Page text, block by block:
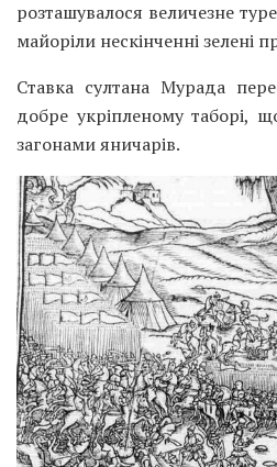
розташувалося величезне
майоріли нескінченні зелені
Ставка султана Мурада
добре укріпленому таборі,
загонами яничарів.